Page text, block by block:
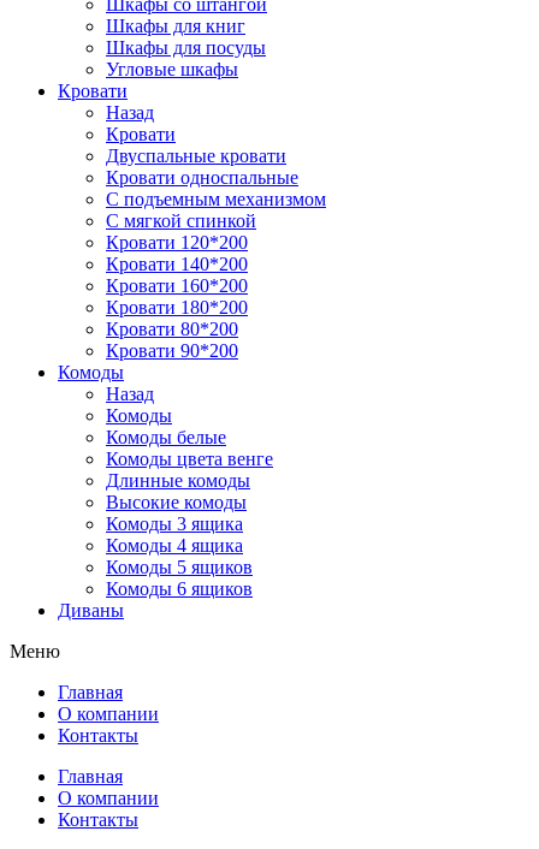
Шкафы со штангой
Шкафы для книг
Шкафы для посуды
Угловые шкафы
Кровати
Назад
Кровати
Двуспальные кровати
Кровати односпальные
С подъемным механизмом
С мягкой спинкой
Кровати 120*200
Кровати 140*200
Кровати 160*200
Кровати 180*200
Кровати 80*200
Кровати 90*200
Комоды
Назад
Комоды
Комоды белые
Комоды цвета венге
Длинные комоды
Высокие комоды
Комоды 3 ящика
Комоды 4 ящика
Комоды 5 ящиков
Комоды 6 ящиков
Диваны
Меню
Главная
О компании
Контакты
Главная
О компании
Контакты